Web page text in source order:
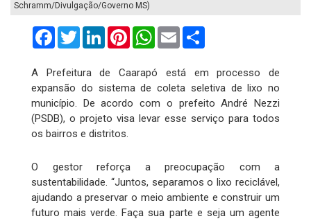
Schramm/Divulgação/Governo MS)
FacebookTwitterLinkedInPinterestWhatsApp
Email
A Prefeitura de Caarapó está em processo de
expansão do sistema de coleta seletiva de lixo no
município. De acordo com o prefeito André Nezzi
(PSDB), o projeto visa levar esse serviço para todos
os bairros e distritos.
O gestor reforça a preocupação com a
sustentabilidade. “Juntos, separamos o lixo reciclável,
ajudando a preservar o meio ambiente e construir um
futuro mais verde. Faça sua parte e seja um agente